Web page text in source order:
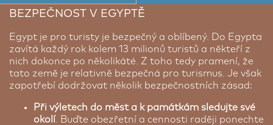
BEZPEČNOST V EGYPTĚ
BEZPEČNOST V EGYPTĚ
Egypt je pro turisty je bezpečný a oblíbený. Do Egypta
zavítá každý rok kolem 13 milionů turistů a někteří z
nich dokonce po několikáté. Z toho tedy pramení, že
tato země je relativně bezpečná pro turismus. Je však
zapotřebí dodržovat několik bezpečnostních zásad:
Při výletech do měst a k památkám sledujte své
okolí . Buďte obezřetní a cennosti raději ponechte